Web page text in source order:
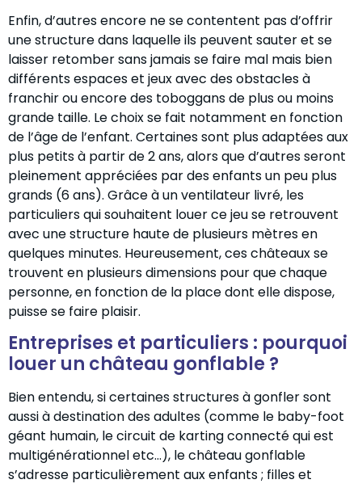
Enfin, d’autres encore ne se contentent pas d’offrir
une structure dans laquelle ils peuvent sauter et se
laisser retomber sans jamais se faire mal mais bien
différents espaces et jeux avec des obstacles à
franchir ou encore des toboggans de plus ou moins
grande taille. Le choix se fait notamment en fonction
de l’âge de l’enfant. Certaines sont plus adaptées aux
plus petits à partir de 2 ans, alors que d’autres seront
pleinement appréciées par des enfants un peu plus
grands (6 ans). Grâce à un ventilateur livré, les
particuliers qui souhaitent louer ce jeu se retrouvent
avec une structure haute de plusieurs mètres en
quelques minutes. Heureusement, ces châteaux se
trouvent en plusieurs dimensions pour que chaque
personne, en fonction de la place dont elle dispose,
puisse se faire plaisir.
Entreprises et particuliers : pourquoi
louer un château gonflable ?
Bien entendu, si certaines structures à gonfler sont
aussi à destination des adultes (comme le baby-foot
géant humain, le circuit de karting connecté qui est
multigénérationnel etc…), le château gonflable
s’adresse particulièrement aux enfants ; filles et